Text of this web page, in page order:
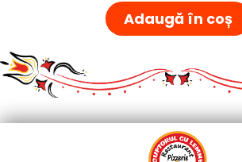
Adaugă în coș